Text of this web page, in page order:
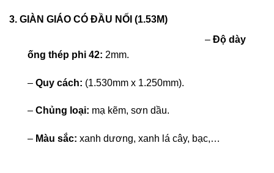
3. GIÀN GIÁO CÓ ĐẦU NỐI (1.53M)
– Độ dày
ống thép phi 42: 2mm.
– Quy cách: (1.530mm x 1.250mm).
– Chủng loại: mạ kẽm, sơn dầu.
– Màu sắc: xanh dương, xanh lá cây, bạc,…